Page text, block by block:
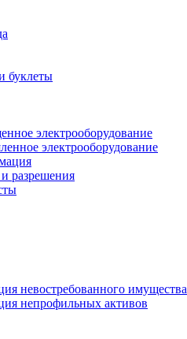
буклеты
электрооборудование
электрооборудование
разрешения
невостребованного имущества
непрофильных активов